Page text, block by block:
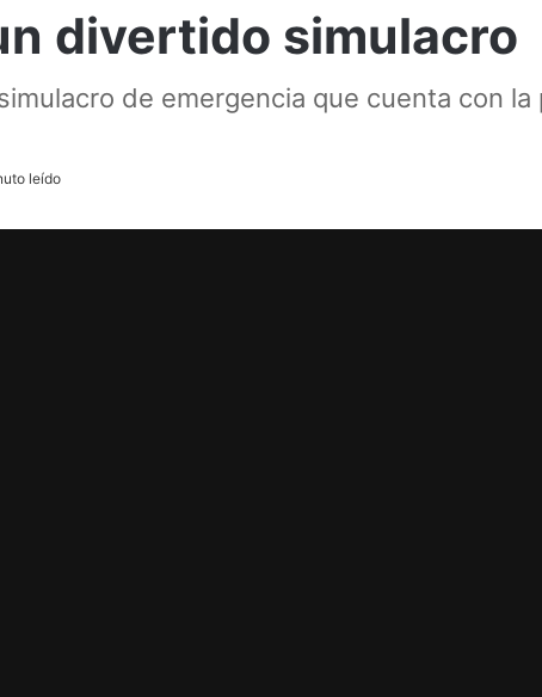
divertido simulacro
de emergencia que cuenta con
leído